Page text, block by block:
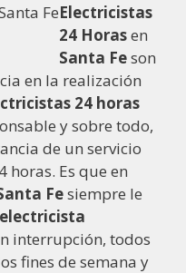
Electricistas
24 Horasen
Santa Feson
en la realización
24 horas
y sobre todo,
de un servicio
horas. Es que en
Fesiempre le
electricista
interrupción, todos
fines de semana y